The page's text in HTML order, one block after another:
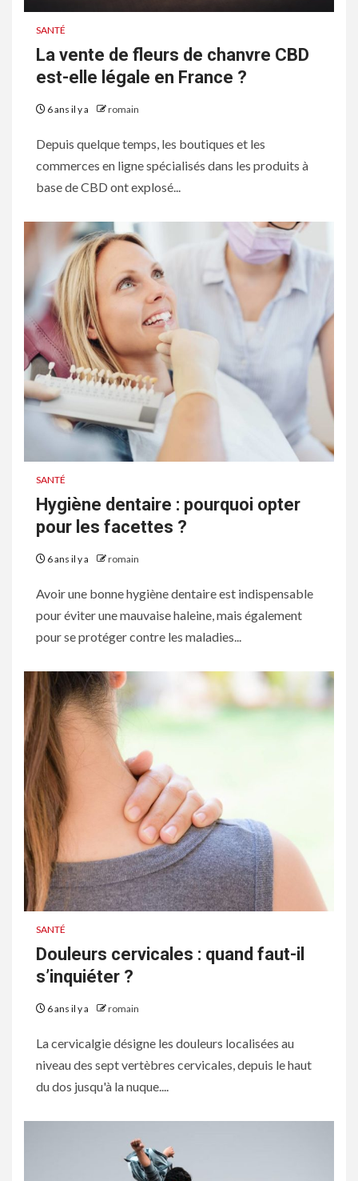
SANTÉ
La vente de fleurs de chanvre CBD
est-elle légale en France ?
6 ans il y a romain
Depuis quelque temps, les boutiques et les
commerces en ligne spécialisés dans les produits à
base de CBD ont explosé...
SANTÉ
Hygiène dentaire : pourquoi opter
pour les facettes ?
6 ans il y a romain
Avoir une bonne hygiène dentaire est indispensable
pour éviter une mauvaise haleine, mais également
pour se protéger contre les maladies...
SANTÉ
Douleurs cervicales : quand faut-il
s’inquiéter ?
6 ans il y a romain
La cervicalgie désigne les douleurs localisées au
niveau des sept vertèbres cervicales, depuis le haut
du dos jusqu'à la nuque....